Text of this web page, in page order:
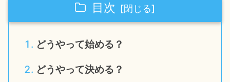
目次
どうやって始める？
どうやって決める？